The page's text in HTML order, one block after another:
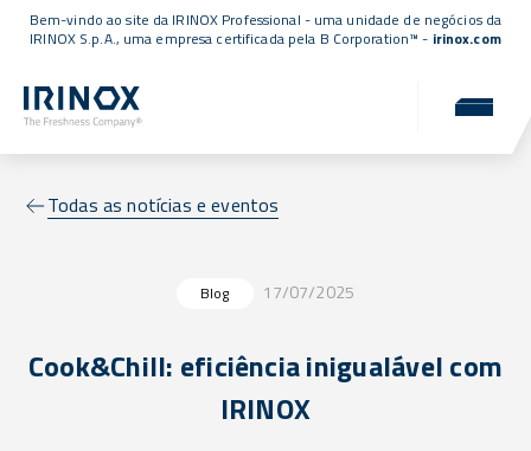
Bem-vindo ao site da IRINOX Professional - uma unidade de negócios da
IRINOX S.p.A., uma empresa certificada pela B Corporation™ - irinox.com
Todas as notícias e eventos
Blog 17/07/2025
Cook&Chill: eficiência inigualável com
IRINOX